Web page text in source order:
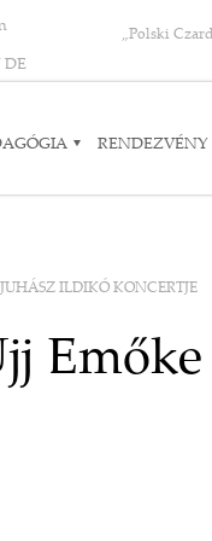
„Polski
DE
RENDEZVÉNY
ILDIKÓ KONCERTJE
Emőke